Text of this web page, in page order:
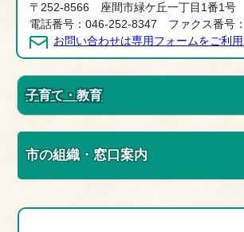
〒252-8566 座間市緑ケ丘一丁目1番1号
電話番号：046-252-8347 ファクス番号
お問い合わせは専用フォームをご利用
子育て・教育
市の組織・窓口案内